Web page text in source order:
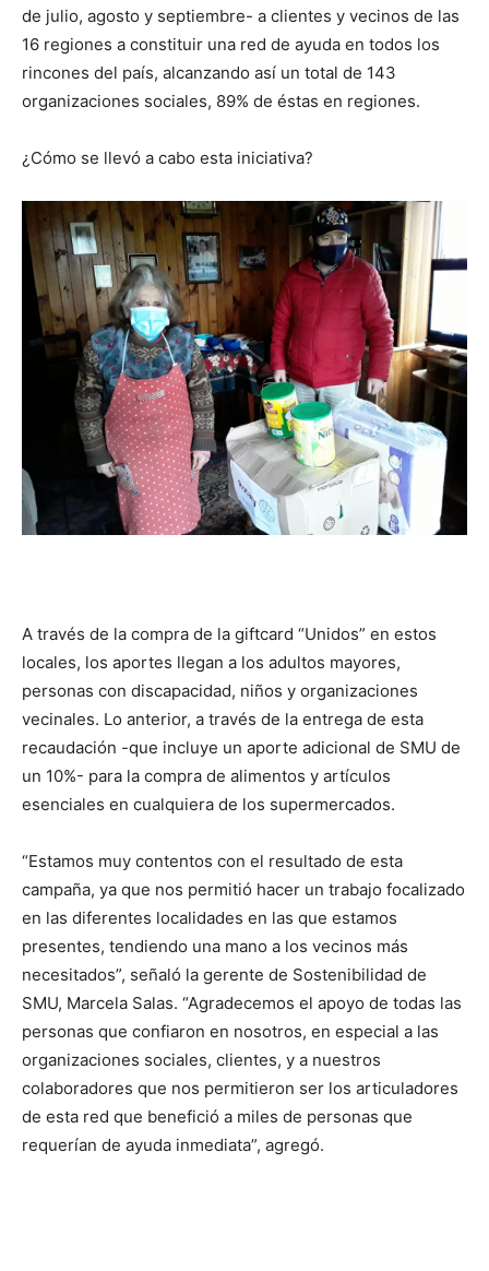
de julio, agosto y septiembre- a clientes y vecinos de las
16 regiones a constituir una red de ayuda en todos los
rincones del país, alcanzando así un total de 143
organizaciones sociales, 89% de éstas en regiones.
¿Cómo se llevó a cabo esta iniciativa?
A través de la compra de la giftcard “Unidos” en estos
locales, los aportes llegan a los adultos mayores,
personas con discapacidad, niños y organizaciones
vecinales. Lo anterior, a través de la entrega de esta
recaudación -que incluye un aporte adicional de SMU de
un 10%- para la compra de alimentos y artículos
esenciales en cualquiera de los supermercados.
“Estamos muy contentos con el resultado de esta
campaña, ya que nos permitió hacer un trabajo focalizado
en las diferentes localidades en las que estamos
presentes, tendiendo una mano a los vecinos más
necesitados”, señaló la gerente de Sostenibilidad de
SMU, Marcela Salas. “Agradecemos el apoyo de todas las
personas que confiaron en nosotros, en especial a las
organizaciones sociales, clientes, y a nuestros
colaboradores que nos permitieron ser los articuladores
de esta red que benefició a miles de personas que
requerían de ayuda inmediata”, agregó.